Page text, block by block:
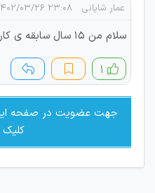
عمار شایانی ۲۳:۰۸ ۱۴۰۲/۰۳/۲۶
سلام من 15 سال سابقه ی کار دارم راننده لیفتراک
۱
جهت عضویت در صفحه
کلیک